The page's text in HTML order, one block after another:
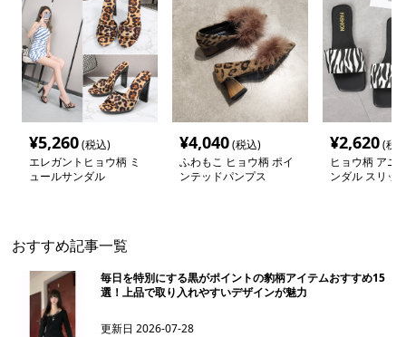
¥5,260(税込)
エレガントヒョウ柄 ミ
ュールサンダル
¥4,040(税込)
ふわもこ ヒョウ柄 ポイ
ンテッドパンプス
¥2,620(税
ヒョウ柄 アニ
ンダル スリッ
おすすめ記事一覧
毎日を特別にする黒がポイントの豹柄アイテムおすすめ15
選！上品で取り入れやすいデザインが魅力
更新日2026-07-28